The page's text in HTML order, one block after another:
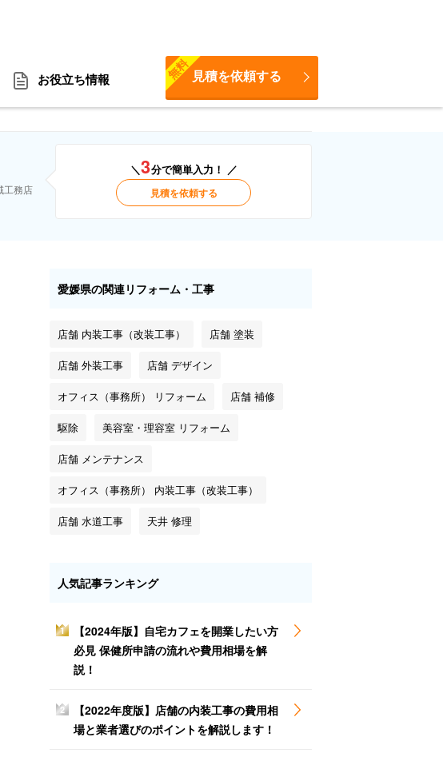
お役立ち情報 見積を依頼する
無料
工務店
＼3分で簡単入力！ ／
見積を依頼する
愛媛県の関連リフォーム・工事
店舗 内装工事（改装工事） 店舗 塗装
店舗 外装工事 店舗 デザイン
オフィス（事務所） リフォーム 店舗 補修
駆除 美容室・理容室 リフォーム
店舗 メンテナンス
オフィス（事務所） 内装工事（改装工事）
店舗 水道工事 天井 修理
人気記事ランキング
1
【2024年版】自宅カフェを開業したい方
必見 保健所申請の流れや費用相場を解
説！
2
【2022年度版】店舗の内装工事の費用相
場と業者選びのポイントを解説します！